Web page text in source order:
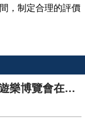
，制定合理的評價
2018中國西部電子遊藝遊戲遊樂博覽會在西安開幕